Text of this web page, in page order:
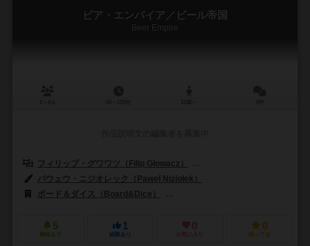
ビア・エンパイア／ビール帝国
Beer Empire
フィリップ・グワワツ（Filip Głowacz）
パウェウ・ニジオレック（Paweł Niziołek）
ボード＆ダイス（Board&Dice）
5
興味あり
1
経験あり
0
お気に入り
0
持ってる